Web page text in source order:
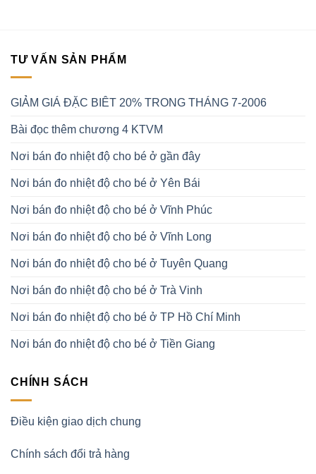
TƯ VẤN SẢN PHẨM
GIẢM GIÁ ĐẶC BIÊT 20% TRONG THÁNG 7-2006
Bài đọc thêm chương 4 KTVM
Nơi bán đo nhiệt độ cho bé ở gần đây
Nơi bán đo nhiệt độ cho bé ở Yên Bái
Nơi bán đo nhiệt độ cho bé ở Vĩnh Phúc
Nơi bán đo nhiệt độ cho bé ở Vĩnh Long
Nơi bán đo nhiệt độ cho bé ở Tuyên Quang
Nơi bán đo nhiệt độ cho bé ở Trà Vinh
Nơi bán đo nhiệt độ cho bé ở TP Hồ Chí Minh
Nơi bán đo nhiệt độ cho bé ở Tiền Giang
CHÍNH SÁCH
Điều kiện giao dịch chung
Chính sách đổi trả hàng